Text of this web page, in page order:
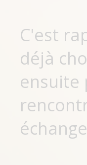
C'est
déjà
ensuite